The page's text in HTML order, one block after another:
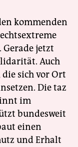
kommenden
jetzt
Auch
sich vor Ort
Die taz
im
bundesweit
einen
und Erhalt